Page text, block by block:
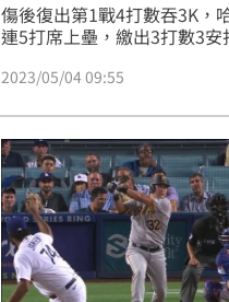
傷後復出第1戰4打數吞3K，
連5打席上壘，繳出3打數3
貫全壘打，終場6：10不敵道
2023/05/04 09:55